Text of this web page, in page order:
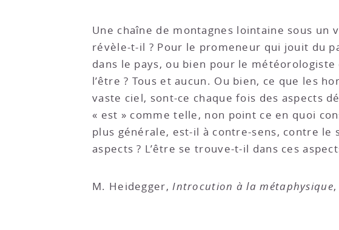
Une chaîne de montagnes lointaine sous un
révèle-t-il ? Pour le promeneur qui jouit du
dans le pays, ou bien pour le
l’être ? Tous et aucun. Ou bien, ce que les
vaste ciel, sont-ce chaque fois des aspects
« est » comme telle, non point ce en quoi
plus générale, est-il à contre-sens, contre
aspects ? L’être se trouve-t-il dans ces
M. Heidegger,Introcution à la métaphysique